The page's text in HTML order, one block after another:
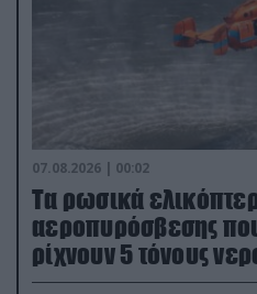
07.08.2026 | 00:02
Τα ρωσικά
αεροπυρόσβεσης
ρίχνουν 5 τόνους